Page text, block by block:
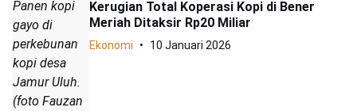
Panen kopi
gayo di
perkebunan
kopi desa
Jamur Uluh.
(foto Fauzan
Kerugian Total Koperasi Kopi di Bener
Meriah Ditaksir Rp20 Miliar
Ekonomi 10 Januari 2026